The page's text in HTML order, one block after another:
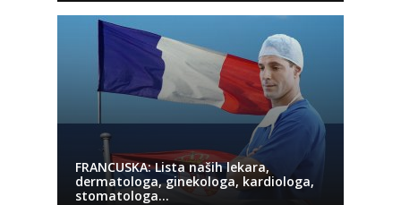
FRANCUSKA: Lista naših lekara,
dermatologa, ginekologa, kardiologa,
stomatologa…